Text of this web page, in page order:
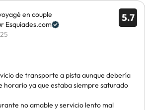
5.7
en couple
Esquiades.com
de transporte a pista aunque debería
horario ya que estaba siempre saturado
no amable y servicio lento mal